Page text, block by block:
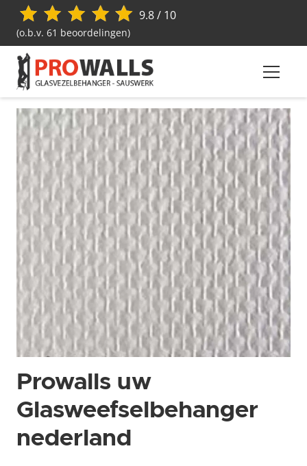
9.8 / 10
(o.b.v. 61 beoordelingen)
Prowalls uw
Glasweefselbehanger
nederland